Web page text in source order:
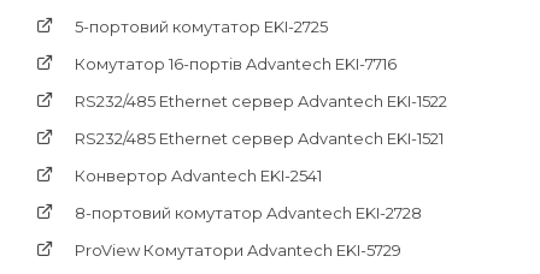
5-портовий комутатор EKI-2725
Комутатор 16-портів Advantech EKI-7716
RS232/485 Ethernet сервер Advantech EKI-1522
RS232/485 Ethernet сервер Advantech EKI-1521
Конвертор Advantech EKI-2541
8-портовий комутатор Advantech EKI-2728
ProView Комутатори Advantech EKI-5729